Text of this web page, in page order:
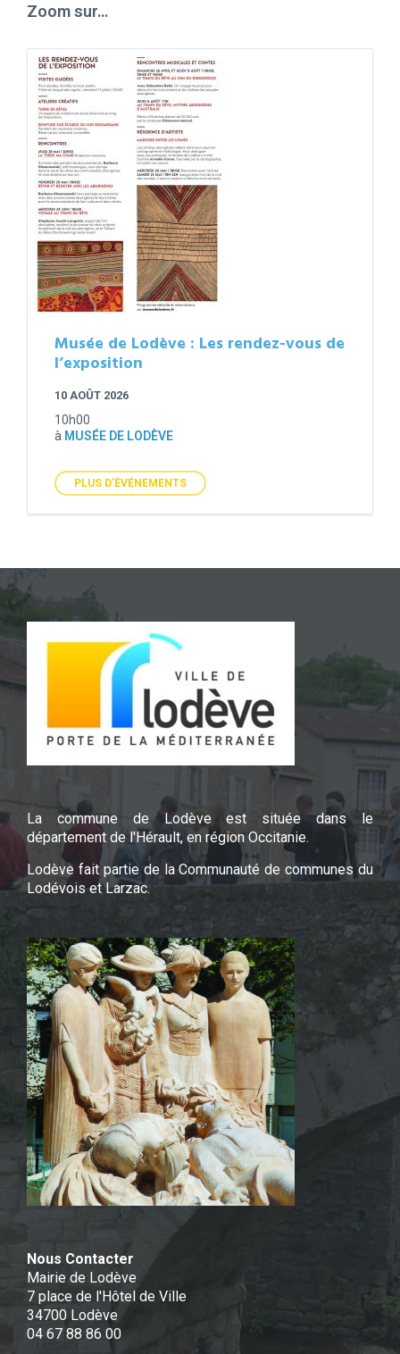
Zoom sur…
Musée de Lodève : Les rendez-vous de
l’exposition
10 AOÛT 2026
10h00
à MUSÉE DE LODÈVE
PLUS D'ÉVÉNEMENTS
La commune de Lodève est située dans le
département de l'Hérault, en région Occitanie.
Lodève fait partie de la Communauté de communes du
Lodévois et Larzac.
Nous Contacter
Mairie de Lodève
7 place de l'Hôtel de Ville
34700 Lodève
04 67 88 86 00